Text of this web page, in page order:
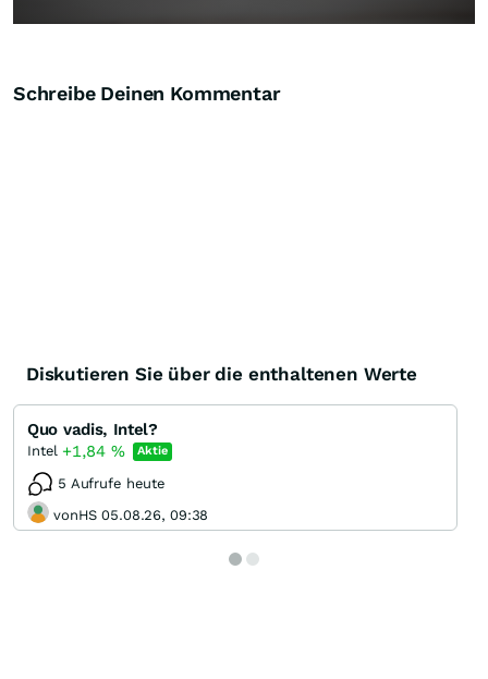
Schreibe Deinen Kommentar
Diskutieren Sie über die enthaltenen Werte
Quo vadis, Intel?
Intel +1,84 % Aktie
5 Aufrufe heute
vonHS 05.08.26, 09:38